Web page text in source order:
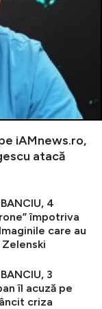
iAMnews.ro,
atacă
4
împotriva
care au
3
îl acuză pe
criza